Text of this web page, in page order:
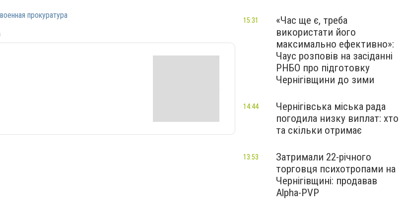
прокуратура
«Час ще є, треба
використати його
максимально ефективно»:
Чаус розповів на засіданні
РНБО про підготовку
Чернігівщини до зими
15:31
Чернігівська міська рада
погодила низку виплат: хто
та скільки отримає
14:44
Затримали 22-річного
торговця психотропами на
Чернігівщині: продавав
Alpha-PVP
13:53